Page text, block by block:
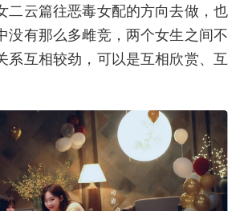
二云篇往恶毒女配的方向去做，也
没有那么多雌竞，两个女生之间不
系互相较劲，可以是互相欣赏、互